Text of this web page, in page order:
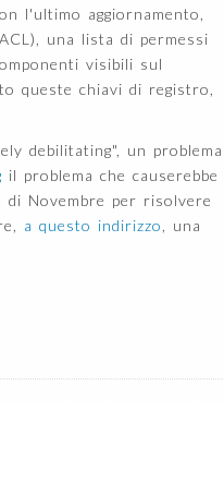
l'ultimo aggiornamento,
una lista di permessi
visibili sul
queste chiavi di registro,
debilitating", un problema
il problema che causerebbe
Novembre per risolvere
a questo indirizzo, una